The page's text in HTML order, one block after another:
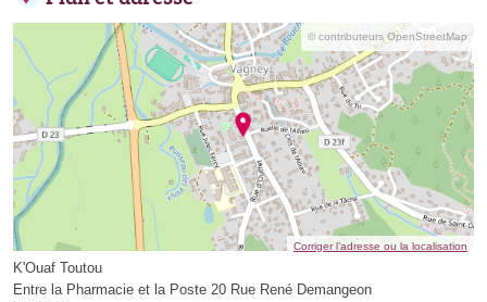
© contributeurs OpenStreetMap
Corriger l’adresse ou la localisation
K'Ouaf Toutou
Entre la Pharmacie et la Poste 20 Rue René Demangeon